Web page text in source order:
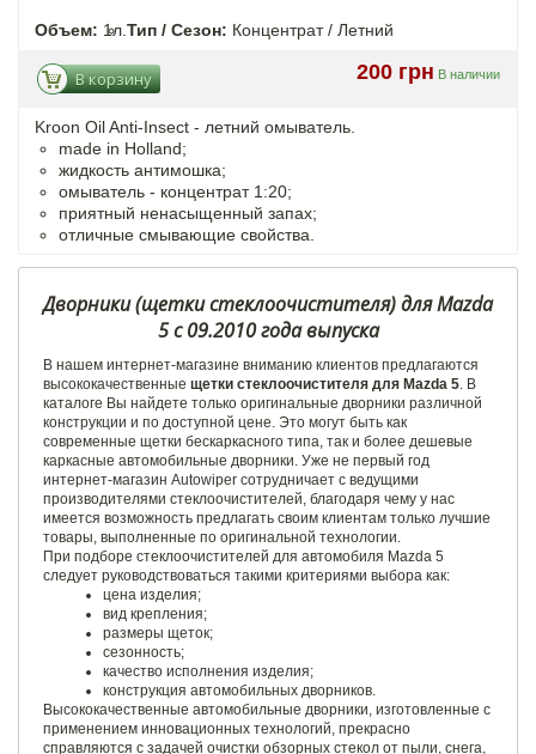
Объем: 1л. Тип / Сезон: Концентрат / Летний
200 грн В наличии
В корзину
Kroon Oil Anti-Insect - летний омыватель.
made in Holland;
жидкость антимошка;
омыватель - концентрат 1:20;
приятный ненасыщенный запах;
отличные смывающие свойства.
Дворники (щетки стеклоочистителя) для Mazda
5 с 09.2010 года выпуска
В нашем интернет-магазине вниманию клиентов предлагаются
высококачественные щетки стеклоочистителя для Mazda 5. В
каталоге Вы найдете только оригинальные дворники различной
конструкции и по доступной цене. Это могут быть как
современные щетки бескаркасного типа, так и более дешевые
каркасные автомобильные дворники. Уже не первый год
интернет-магазин Autowiper сотрудничает с ведущими
производителями стеклоочистителей, благодаря чему у нас
имеется возможность предлагать своим клиентам только лучшие
товары, выполненные по оригинальной технологии.
При подборе стеклоочистителей для автомобиля Mazda 5
следует руководствоваться такими критериями выбора как:
цена изделия;
вид крепления;
размеры щеток;
сезонность;
качество исполнения изделия;
конструкция автомобильных дворников.
Высококачественные автомобильные дворники, изготовленные с
применением инновационных технологий, прекрасно
справляются с задачей очистки обзорных стекол от пыли, снега,